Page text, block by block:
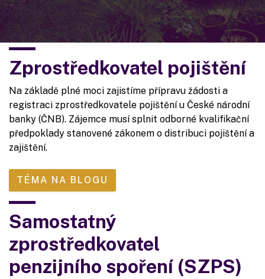
Zprostředkovatel pojištění
Na základě plné moci zajistíme přípravu žádosti a
registraci zprostředkovatele pojištění u České národní
banky (ČNB). Zájemce musí splnit odborné kvalifikační
předpoklady stanovené zákonem o distribuci pojištění a
zajištění.
TÉMA NA BLOGU
Samostatný
zprostředkovatel
penzijního spoření (SZPS)